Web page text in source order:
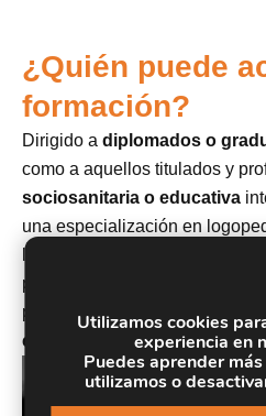
¿Quién puede
formación?
Dirigido a diplomados o
como a aquellos titulados y
sociosanitaria o educativa
una especialización en
profesional. Este curso es de
profesionales de la
el trabajo con infancia.
Utilizamos cookies
experiencia en
Puedes aprender
utilizamos o